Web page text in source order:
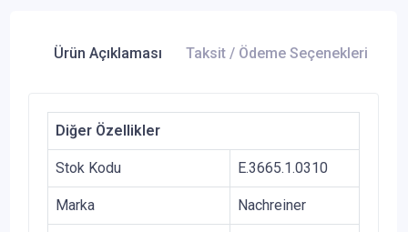
Ürün Açıklaması Taksit / Ödeme Seçenekleri
Diğer Özellikler
Stok Kodu E.3665.1.0310
Marka Nachreiner